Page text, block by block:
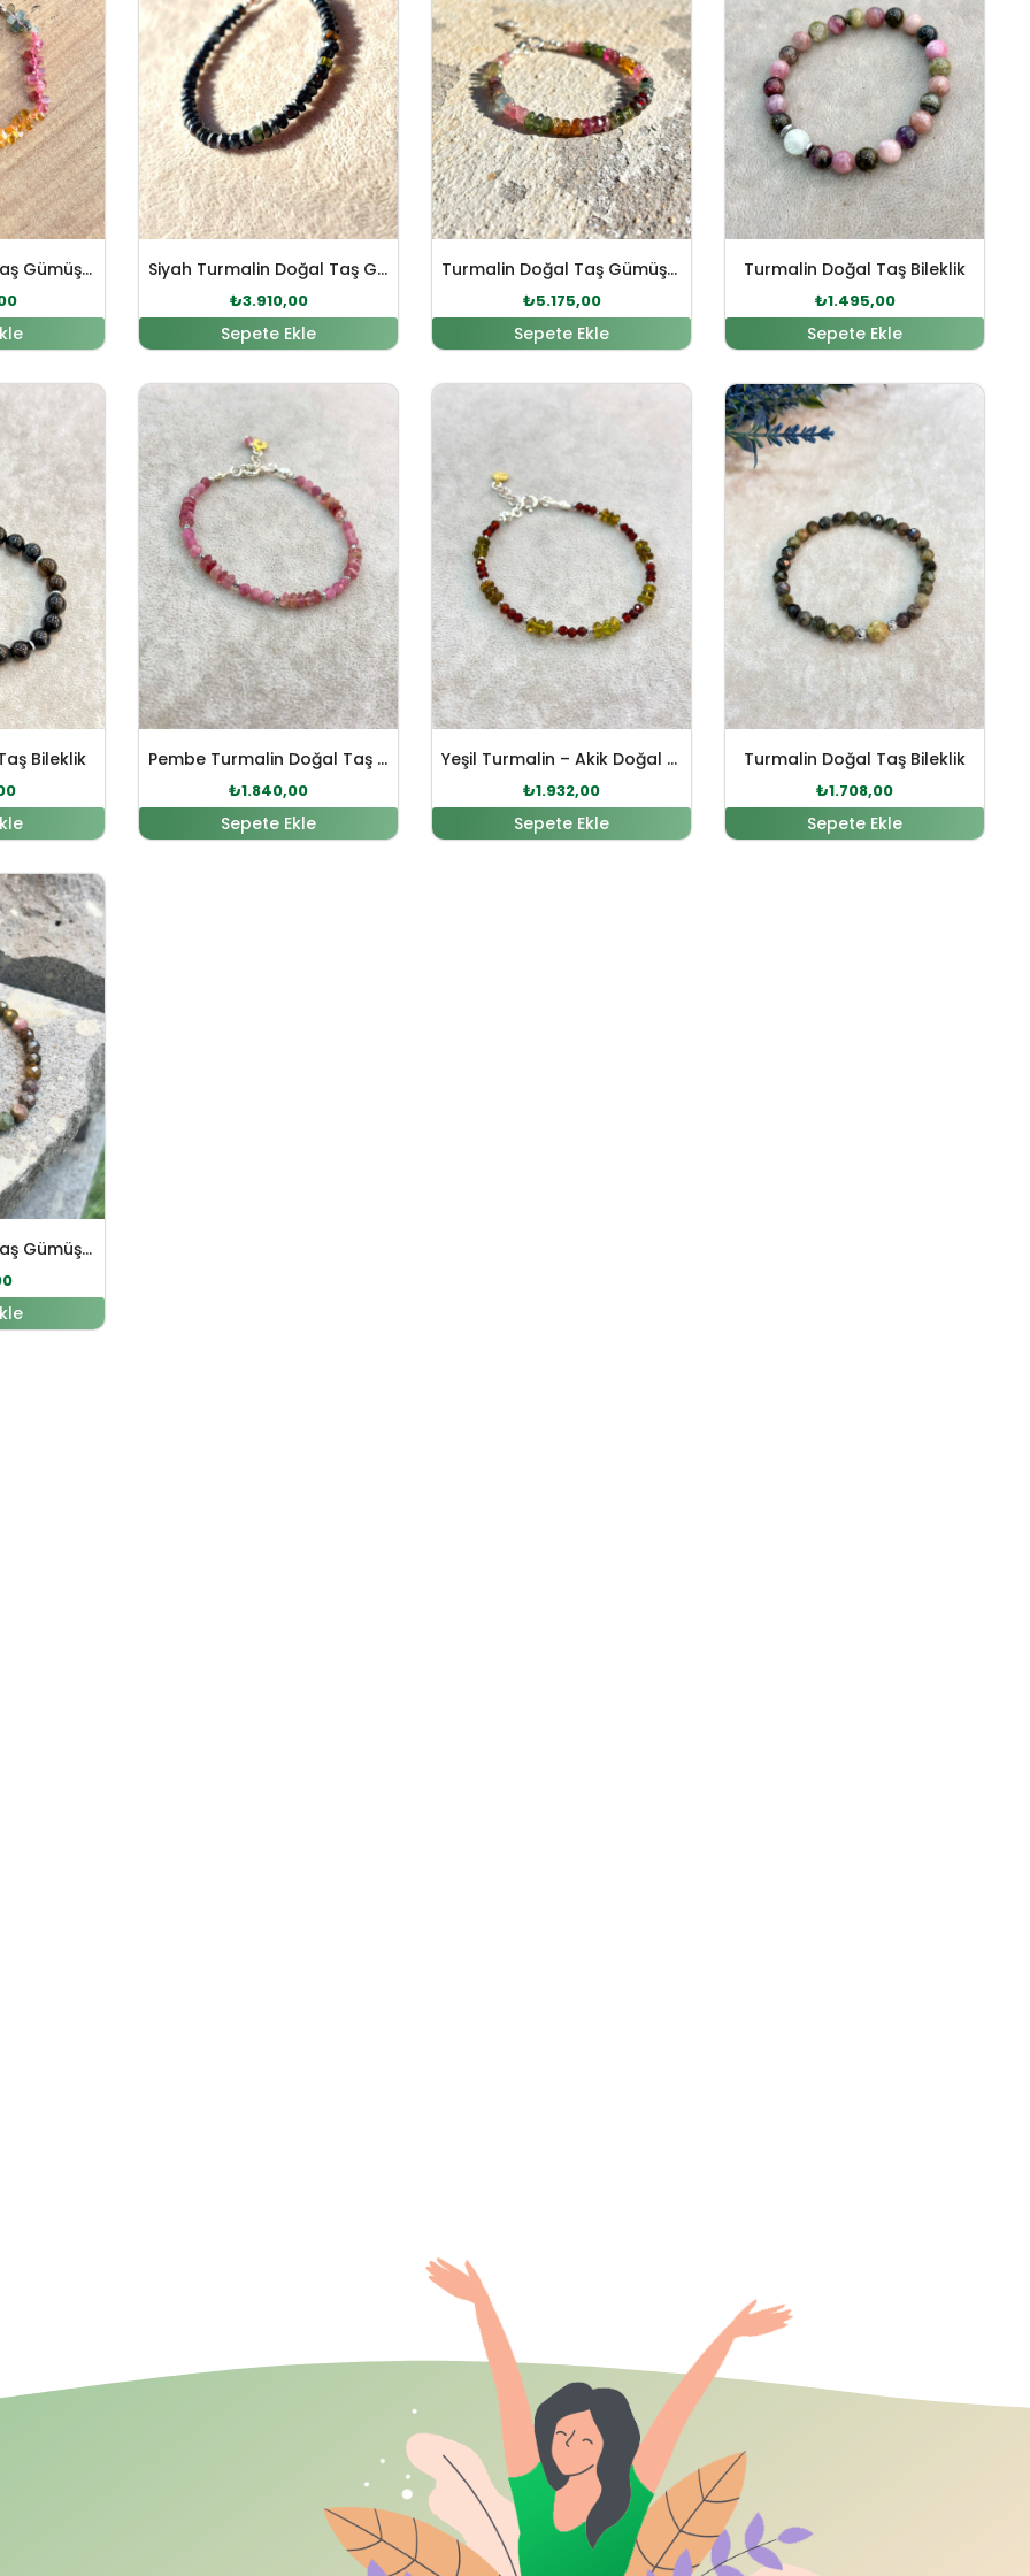
Turmalin Doğal Taş Gümüş Bileklik Siyah Turmalin Doğal Taş Gümüş Bileklik
₺3.910,00
Sepete Ekle
Turmalin Doğal Taş Gümüş Bileklik
₺5.175,00
Sepete Ekle
Turmalin Doğal Taş Bileklik
₺1.495,00
Sepete Ekle
Bileklik
₺1.656,00.
Şu andaki fiyat: ₺1.495,00.
Pembe Turmalin Doğal Taş Gümüş Bileklik
Orijinal fiyat: ₺2.024,00.
₺1.840,00
Şu andaki fiyat: ₺1.840,00.
Sepete Ekle
Yeşil Turmalin – Akik Doğal Taş Gümüş Bileklik
Orijinal fiyat: ₺2.125,00.
₺1.932,00
Şu andaki fiyat: ₺1.932,00.
Sepete Ekle
Turmalin Doğal Taş Bileklik
Orijinal fiyat: ₺1.879,00.
₺1.708,00
Şu andaki fiyat:
Sepete Ekle
Turmalin Doğal Taş Gümüş Bileklik
₺2.168,00.
Şu andaki fiyat: ₺1.971,00.